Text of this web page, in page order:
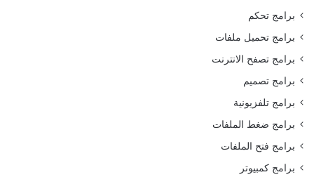
برامج تحكم
برامج تحميل ملفات
برامج تصفح الانترنت
برامج تصميم
برامج تلفزيونية
برامج ضغط الملفات
برامج فتح الملفات
برامج كمبيوتر